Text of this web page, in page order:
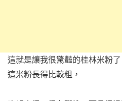
這就是讓我很驚豔的桂林米粉
這米粉長得比較粗，